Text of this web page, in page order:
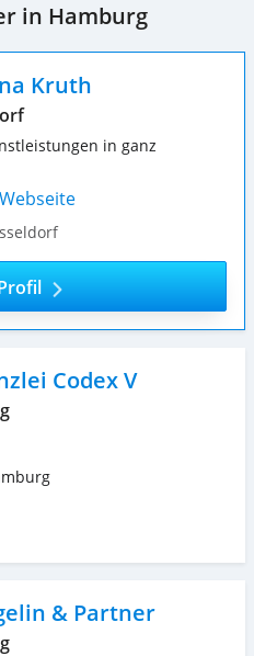
in Hamburg
Kruth
in ganz
Webseite
Codex V
& Partner